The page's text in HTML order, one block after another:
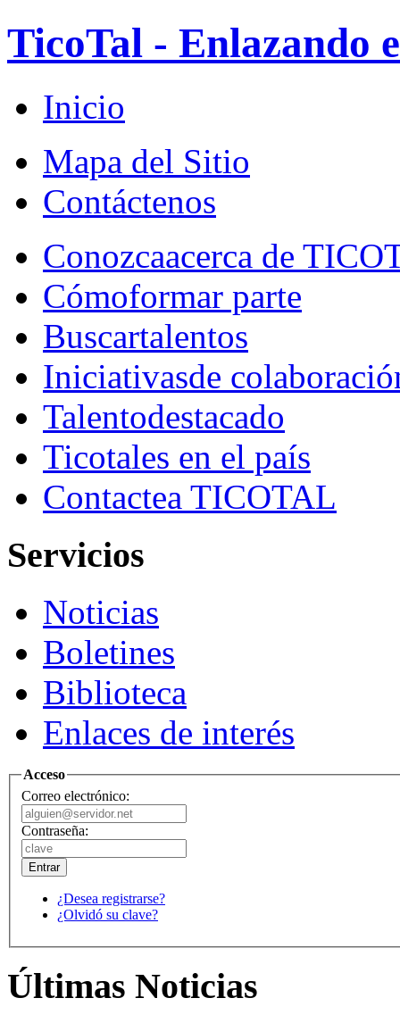
TicoTal - Enlazando
Inicio
Mapa del Sitio
Contáctenos
Conozcaacerca de
Cómoformar parte
Buscartalentos
Iniciativasde
Talentodestacado
Ticotales en el país
Contactea TICOTAL
Servicios
Noticias
Boletines
Biblioteca
Enlaces de interés
Acceso
Correo electrónico:
Contraseña:
¿Desea registrarse?
¿Olvidó su clave?
Últimas Noticias